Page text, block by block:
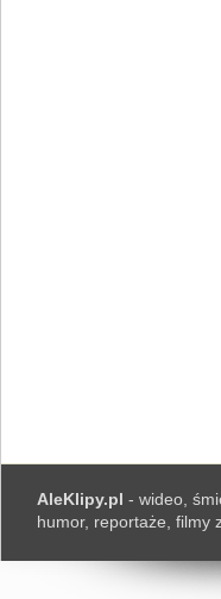
AleKlipy.pl - wideo,
humor, reportaże, filmy